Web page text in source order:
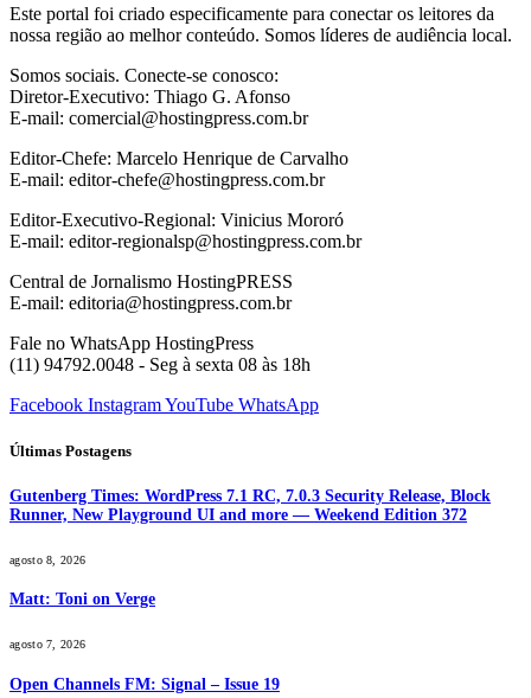
Este portal foi criado especificamente para conectar os leitores da
nossa região ao melhor conteúdo. Somos líderes de audiência local.
Somos sociais. Conecte-se conosco:
Diretor-Executivo: Thiago G. Afonso
E-mail: comercial@hostingpress.com.br
Editor-Chefe: Marcelo Henrique de Carvalho
E-mail: editor-chefe@hostingpress.com.br
Editor-Executivo-Regional: Vinicius Mororó
E-mail: editor-regionalsp@hostingpress.com.br
Central de Jornalismo HostingPRESS
E-mail: editoria@hostingpress.com.br
Fale no WhatsApp HostingPress
(11) 94792.0048 - Seg à sexta 08 às 18h
Facebook InstagramYouTube WhatsApp
Últimas Postagens
Gutenberg Times: WordPress 7.1 RC, 7.0.3 Security Release, Block
Runner, New Playground UI and more — Weekend Edition 372
agosto 8, 2026
Matt: Toni on Verge
agosto 7, 2026
Open Channels FM: Signal – Issue 19